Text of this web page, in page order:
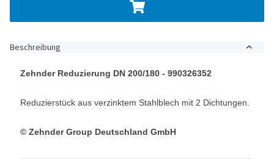
Beschreibung
Zehnder Reduzierung DN 200/180 - 990326352
Reduzierstück aus verzinktem Stahlblech mit 2 Dichtungen.
© Zehnder Group Deutschland GmbH